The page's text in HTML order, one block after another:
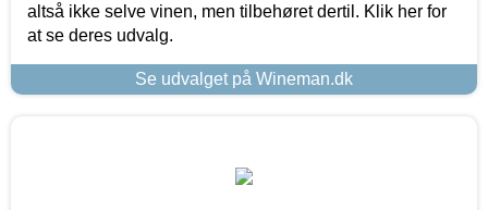
altså ikke selve vinen, men tilbehøret dertil. Klik her for
at se deres udvalg.
Se udvalget på Wineman.dk